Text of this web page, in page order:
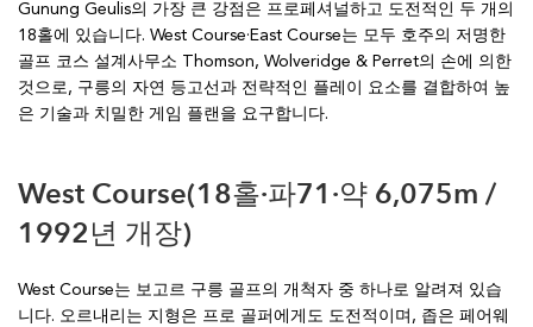
Gunung Geulis의 가장 큰 강점은 프로페셔널하고 도전적인 두 개의
18홀에 있습니다. West Course·East Course는 모두 호주의 저명한
골프 코스 설계사무소 Thomson, Wolveridge & Perret의 손에 의한
것으로, 구릉의 자연 등고선과 전략적인 플레이 요소를 결합하여 높
은 기술과 치밀한 게임 플랜을 요구합니다.
West Course(18홀·파71·약 6,075m /
1992년 개장)
West Course는 보고르 구릉 골프의 개척자 중 하나로 알려져 있습
니다. 오르내리는 지형은 프로 골퍼에게도 도전적이며, 좁은 페어웨